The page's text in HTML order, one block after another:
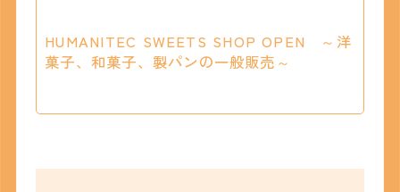
HUMANITEC SWEETS SHOP OPEN ～洋
菓子、和菓子、製パンの一般販売～